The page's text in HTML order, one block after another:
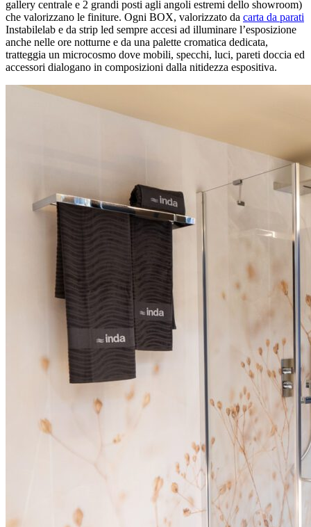
gallery centrale e 2 grandi posti agli angoli estremi dello showroom)
che valorizzano le finiture. Ogni BOX, valorizzato da carta da parati
Instabilelab e da strip led sempre accesi ad illuminare l’esposizione
anche nelle ore notturne e da una palette cromatica dedicata,
tratteggia un microcosmo dove mobili, specchi, luci, pareti doccia ed
accessori dialogano in composizioni dalla nitidezza espositiva.